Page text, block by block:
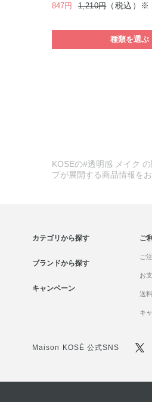
847円 1,210円（税込）※
種類を選ぶ
KOSEの#透明感 メイク
プが展開する商品情報を
カテゴリから探す
ブランドから探す
キャンペーン
ご
ご
お
送
キ
Maison KOSÉ 公式SNS